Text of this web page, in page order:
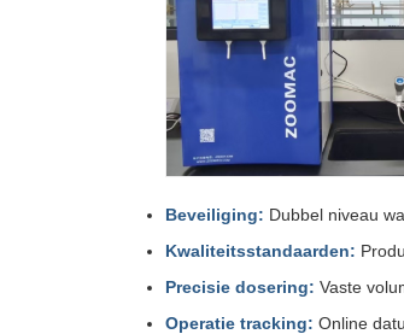
Beveiliging: Dubbel niveau
Kwaliteitsstandaarden:
Precisie dosering: Vaste
Operatie tracking: Online